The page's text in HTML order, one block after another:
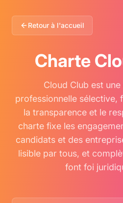
Retour à l'accueil
Charte
Cloud Club est
professionnelle sélective,
la transparence et le
charte fixe les
candidats et des
lisible par tous, et
font foi